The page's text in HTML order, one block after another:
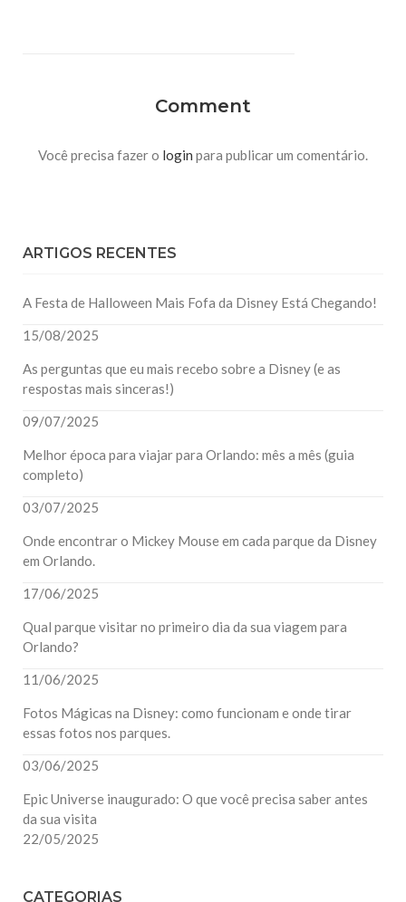
Comment
Você precisa fazer o login para publicar um comentário.
ARTIGOS RECENTES
A Festa de Halloween Mais Fofa da Disney Está Chegando!
15/08/2025
As perguntas que eu mais recebo sobre a Disney (e as
respostas mais sinceras!)
09/07/2025
Melhor época para viajar para Orlando: mês a mês (guia
completo)
03/07/2025
Onde encontrar o Mickey Mouse em cada parque da Disney
em Orlando.
17/06/2025
Qual parque visitar no primeiro dia da sua viagem para
Orlando?
11/06/2025
Fotos Mágicas na Disney: como funcionam e onde tirar
essas fotos nos parques.
03/06/2025
Epic Universe inaugurado: O que você precisa saber antes
da sua visita
22/05/2025
CATEGORIAS